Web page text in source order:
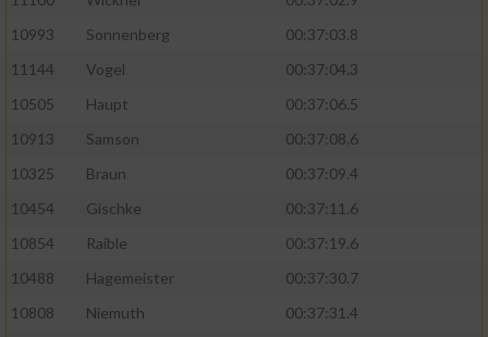
10993
Sonnenberg
00:37:03.8
11144
Vogel
00:37:04.3
10505
Haupt
00:37:06.5
10913
Samson
00:37:08.6
10325
Braun
00:37:09.4
10454
Gischke
00:37:11.6
10854
Raible
00:37:19.6
10488
Hagemeister
00:37:30.7
10808
Niemuth
00:37:31.4